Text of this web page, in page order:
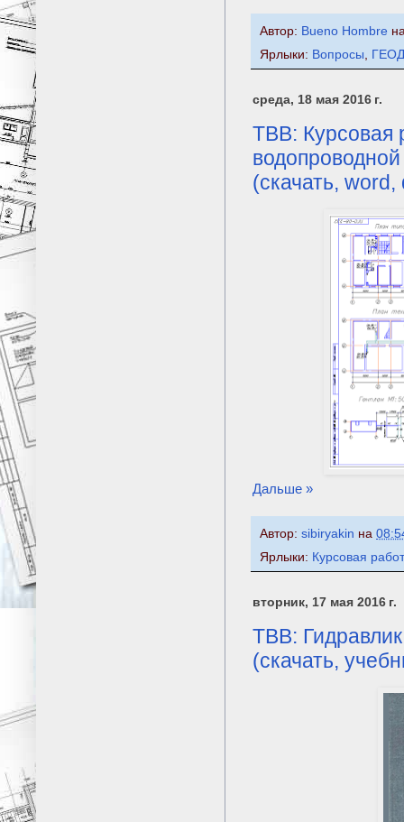
Автор: Bueno Hombre
Ярлыки: Вопросы,
среда, 18 мая 2016 г.
ТВВ: Курсовая
(скачать, word,
Дальше »
Автор: sibiryakin на
Ярлыки: Курсовая
вторник, 17 мая 2016 г.
ТВВ:
(скачать,